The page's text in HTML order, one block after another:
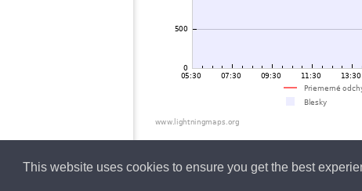
This website uses cookies to ensure you get the best